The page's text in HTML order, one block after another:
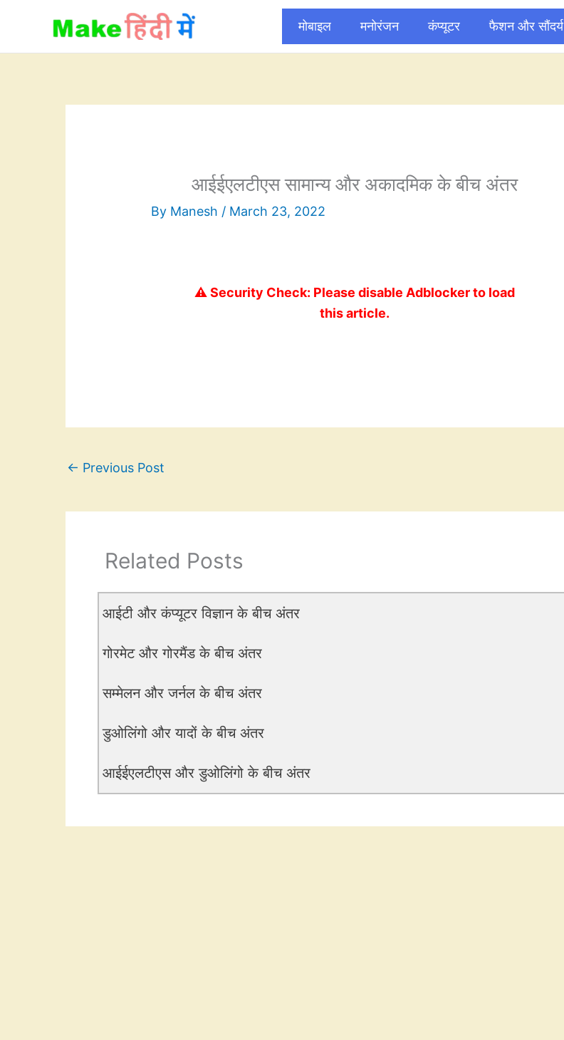
content
मोबाइल मनोरंजन कंप्यूटर फैशन और सौंदर्य
आईईएलटीएस सामान्य और अकादमिक के बीच अंतर
By Manesh / March 23, 2022
⚠️ Security Check: Please disable Adblocker to load
this article.
← Previous Post
Related Posts
आईटी और कंप्यूटर विज्ञान के बीच अंतर
गोरमेट और गोरमैंड के बीच अंतर
सम्मेलन और जर्नल के बीच अंतर
डुओलिंगो और यादों के बीच अंतर
आईईएलटीएस और डुओलिंगो के बीच अंतर